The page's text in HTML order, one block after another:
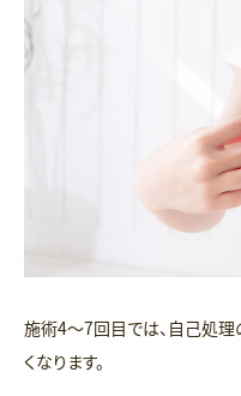
施術4～7回目では、自己処
くなります。